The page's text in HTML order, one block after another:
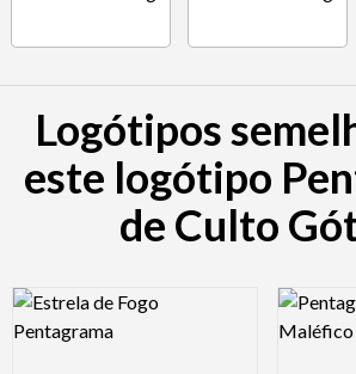
Logótipos
este logótipo
de Culto
Logo Preview Image Logo